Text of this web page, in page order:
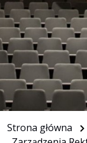
Strona główna